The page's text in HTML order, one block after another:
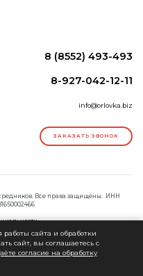
8 (8552) 493-493
8-927-042-12-11
info@orlovka.biz
ЗАКАЗАТЬ ЗВОНОК
Все права защищены. ИНН
данных
сайта и обработки
сайт, вы соглашаетесь с
согласие на обработку